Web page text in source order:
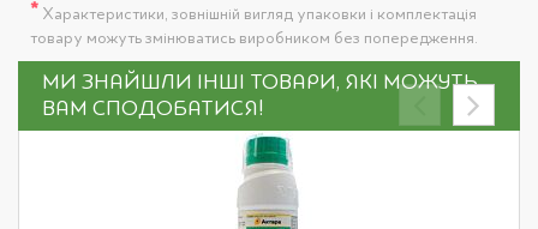
* Характеристики, зовнішній вигляд упаковки і комплектація
товару можуть змінюватись виробником без попередження.
МИ ЗНАЙШЛИ ІНШІ ТОВАРИ, ЯКІ МОЖУТЬ
ВАМ СПОДОБАТИСЯ!